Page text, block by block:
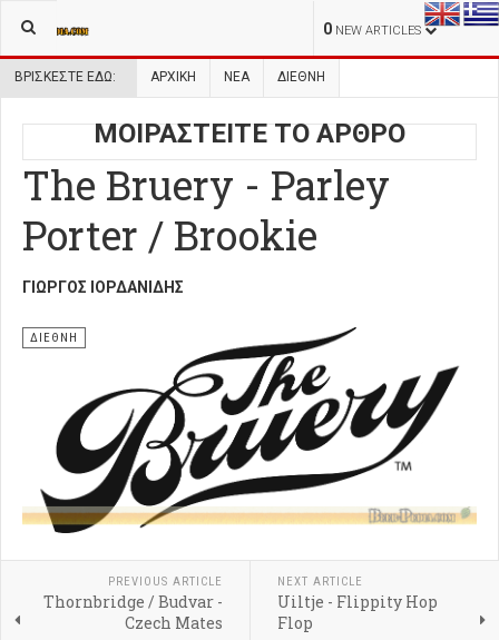
0 NEW ARTICLES
ΒΡΊΣΚΕΣΤΕ ΕΔΏ: ΑΡΧΙΚΉ ΝΕΑ ΔΙΕΘΝΗ
ΜΟΙΡΑΣΤΕΙΤΕ ΤΟ ΑΡΘΡΟ
The Bruery - Parley
Porter / Brookie
ΓΙΏΡΓΟΣ ΙΟΡΔΑΝΊΔΗΣ
ΔΙΕΘΝΗ
PREVIOUS ARTICLE
Thornbridge / Budvar -
Czech Mates
NEXT ARTICLE
Uiltje - Flippity Hop
Flop